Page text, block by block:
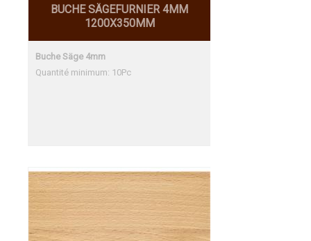
BUCHE SÄGEFURNIER 4MM
1200X350MM
Buche Säge 4mm
Quantité minimum: 10Pc